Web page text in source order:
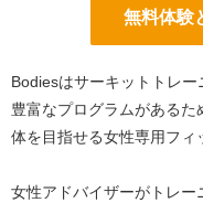
無料体験
Bodiesはサーキットトレ
豊富なプログラムがある
体を目指せる女性専用フィ
女性アドバイザーがトレー